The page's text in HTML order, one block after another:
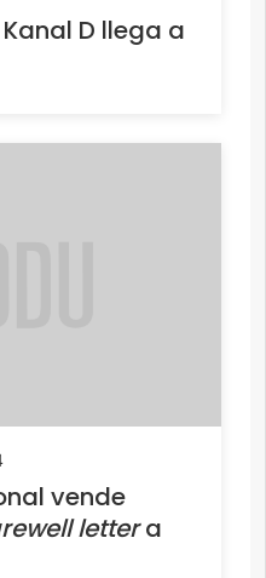
D llega a
vende
lettera